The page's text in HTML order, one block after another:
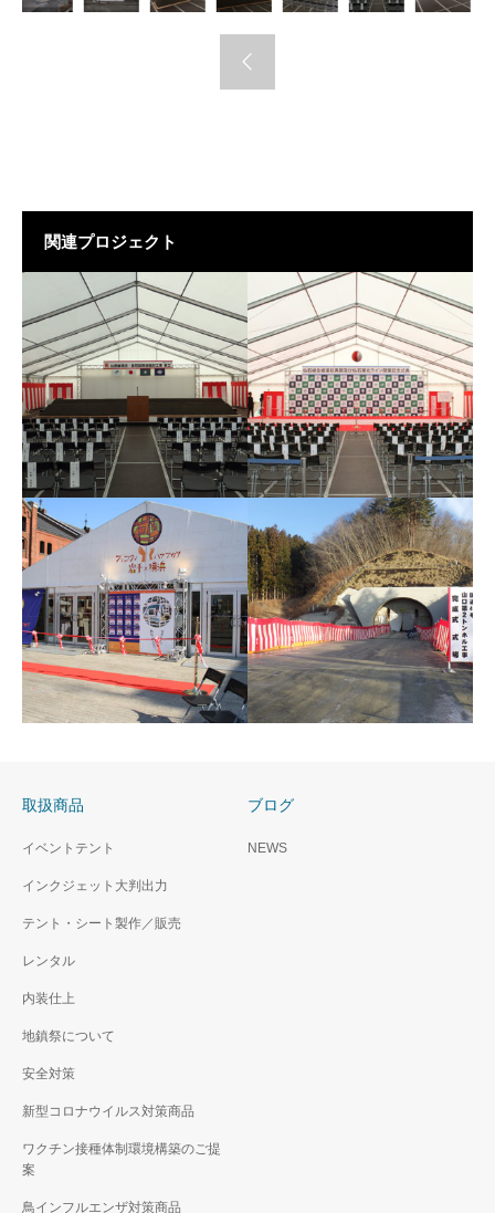
関連プロジェクト
地鎮祭 開通式
テープカット 貫通式
取扱商品
イベントテント
インクジェット大判出力
テント・シート製作／販売
レンタル
内装仕上
地鎮祭について
安全対策
新型コロナウイルス対策商品
ワクチン接種体制環境構築のご提
案
鳥インフルエンザ対策商品
ブログ
NEWS